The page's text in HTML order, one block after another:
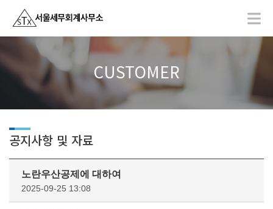
CUSTOMER
공지사항 및 자료
노란우산공제에 대하여
2025-09-25 13:08